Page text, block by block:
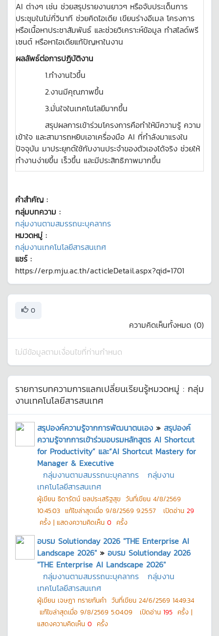
AI ต่างๆ เช่น ช่วยสรุปรายงานยาวๆ หรือจับประเด็นการ
ประชุมในไม่กี่วินาที ช่วยคิดไอเดีย เขียนร่างอีเมล โครงการ
หรือเนื้อหาประชาสัมพันธ์ และช่วยวิเคราะห์ข้อมูล ทำสไลด์พรี
เซนต์ หรือหาไอเดียแก้ปัญหาในงาน
ผลลัพธ์ต่อการปฏิบัติงาน
1.ทำงานไวขึ้น
2.งานมีคุณภาพขึ้น
3.มั่นใจในเทคโนโลยีมากขึ้น
สรุปผลการเข้าร่วมโครงการคือทำให้มีความรู้ ความ
เข้าใจ และสามารถหยิบเอาเครื่องมือ AI ที่กำลังมาแรงใน
ปัจจุบัน มาประยุกต์ใช้กับงานประจำของตัวเองได้จริง ช่วยให้
ทำงานง่ายขึ้น เร็วขึ้น และมีประสิทธิภาพมากขึ้น
คำสำคัญ :
กลุ่มบทความ :
กลุ่มงานตามสมรรถนะบุคลากร
หมวดหมู่ :
กลุ่มงานเทคโนโลยีสารสนเทศ
แชร์ :
https://erp.mju.ac.th/acticleDetail.aspx?qid=1701
0
ความคิดเห็นทั้งหมด (0)
ไม่มีข้อมูลตามเงื่อนไขที่ท่านกำหนด
รายการบทความการแลกเปลี่ยนเรียนรู้หมวดหมู่ : กลุ่ม
งานเทคโนโลยีสารสนเทศ
สรุปองค์ความรู้จากการพัฒนาตนเอง » สรุปองค์
ความรู้จากการเข้าร่วมอบรมหลักสูตร AI Shortcut
for Productivity” และ“AI Shortcut Mastery for
Manager & Executive
กลุ่มงานตามสมรรถนะบุคลากร
กลุ่มงาน
เทคโนโลยีสารสนเทศ
ผู้เขียน ธิดารัตน์ ชลประเสริฐสุข วันที่เขียน 4/8/2569
10:45:03 แก้ไขล่าสุดเมื่อ 9/8/2569 9:25:57 เปิดอ่าน 29
ครั้ง | แสดงความคิดเห็น 0 ครั้ง
อบรม Solutionday 2026 "THE Enterprise AI
Landscape 2026" » อบรม Solutionday 2026
"THE Enterprise AI Landscape 2026"
กลุ่มงานตามสมรรถนะบุคลากร
กลุ่มงาน
เทคโนโลยีสารสนเทศ
ผู้เขียน เจษฎา ทรายกันคำ วันที่เขียน 24/6/2569 14:49:34
แก้ไขล่าสุดเมื่อ 9/8/2569 5:04:09 เปิดอ่าน 195 ครั้ง |
แสดงความคิดเห็น 0 ครั้ง